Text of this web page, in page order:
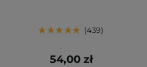
439
54,00 zł